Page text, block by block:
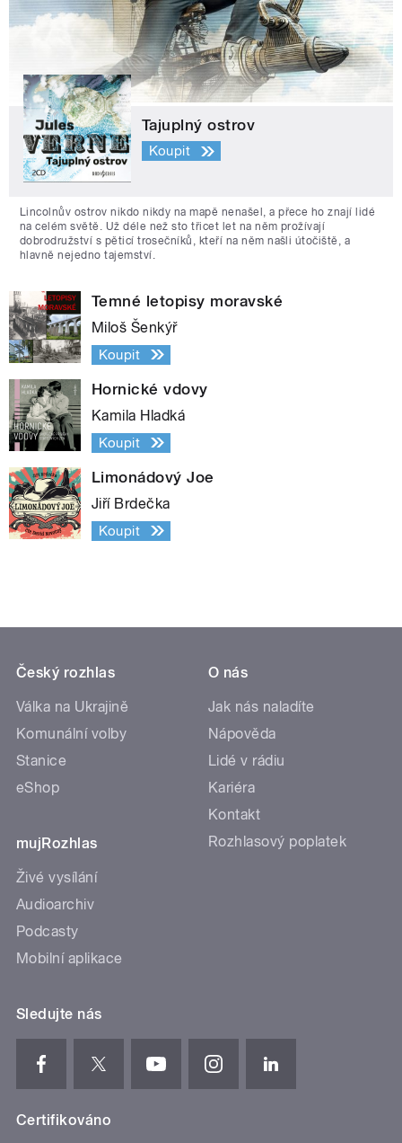
Tajuplný ostrov
Koupit
Lincolnův ostrov nikdo nikdy na mapě nenašel, a přece ho znají lidé
na celém světě. Už déle než sto třicet let na něm prožívají
dobrodružství s pěticí trosečníků, kteří na něm našli útočiště, a
hlavně nejedno tajemství.
Temné letopisy moravské
Miloš Šenkýř
Koupit
Hornické vdovy
Kamila Hladká
Koupit
Limonádový Joe
Jiří Brdečka
Koupit
Český rozhlas
Válka na Ukrajině
Komunální volby
Stanice
eShop
mujRozhlas
Živé vysílání
Audioarchiv
Podcasty
Mobilní aplikace
O nás
Jak nás naladíte
Nápověda
Lidé v rádiu
Kariéra
Kontakt
Rozhlasový poplatek
Sledujte nás
Certifikováno